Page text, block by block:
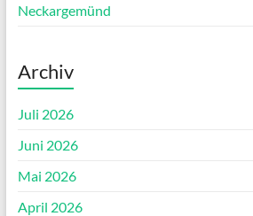
Neckargemünd
Archiv
Juli 2026
Juni 2026
Mai 2026
April 2026